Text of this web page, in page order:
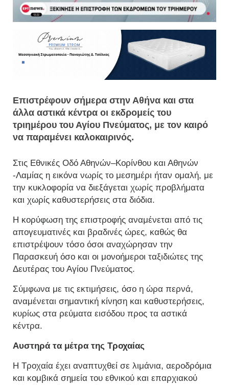
Επιστρέφουν σήμερα στην Αθήνα και στα
άλλα αστικά κέντρα οι εκδρομείς του
τριημέρου του Αγίου Πνεύματος, με τον καιρό
να παραμένει καλοκαιρινός.
Στις Εθνικές Οδό Αθηνών–Κορίνθου και Αθηνών
-Λαμίας η εικόνα νωρίς το μεσημέρι ήταν ομαλή, με
την κυκλοφορία να διεξάγεται χωρίς προβλήματα
και χωρίς καθυστερήσεις στα διόδια.
Η κορύφωση της επιστροφής αναμένεται από τις
απογευματινές και βραδινές ώρες, καθώς θα
επιστρέψουν τόσο όσοι αναχώρησαν την
Παρασκευή όσο και οι μονοήμεροι ταξιδιώτες της
Δευτέρας του Αγίου Πνεύματος.
Σύμφωνα με τις εκτιμήσεις, όσο η ώρα περνά,
αναμένεται σημαντική κίνηση και καθυστερήσεις,
κυρίως στα ρεύματα εισόδου προς τα αστικά
κέντρα.
Αυστηρά τα μέτρα της Τροχαίας
Η Τροχαία έχει αναπτυχθεί σε λιμάνια, αεροδρόμια
και κομβικά σημεία του εθνικού και επαρχιακού